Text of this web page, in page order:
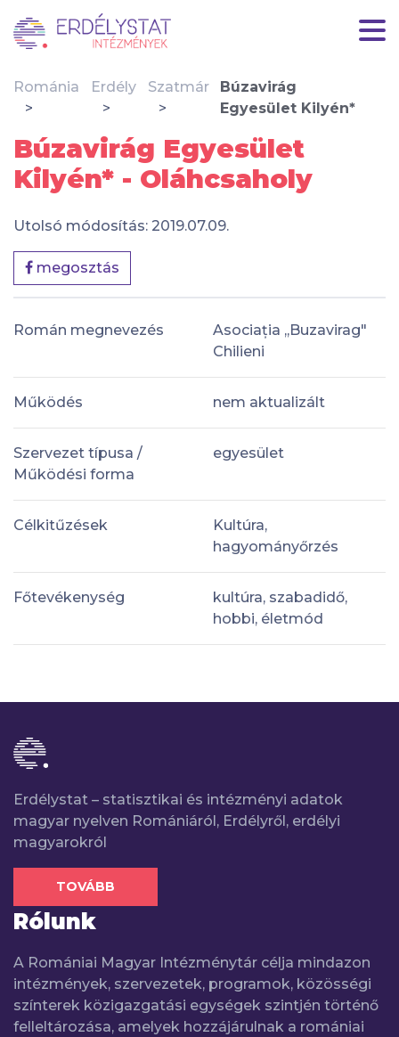
Románia Erdély Szatmár
Búzavirág
Egyesület Kilyén*
Búzavirág Egyesület
Kilyén* - Oláhcsaholy
Utolsó módosítás: 2019.07.09.
megosztás
Román megnevezés
Asociația ,,Buzavirag"
Chilieni
Működés nem aktualizált
Szervezet típusa /
Működési forma
egyesület
Célkitűzések
Kultúra,
hagyományőrzés
Főtevékenység
kultúra, szabadidő,
hobbi, életmód
Erdélystat – statisztikai és intézményi adatok
magyar nyelven Romániáról, Erdélyről, erdélyi
magyarokról
TOVÁBB
Rólunk
A Romániai Magyar Intézménytár célja mindazon
intézmények, szervezetek, programok, közösségi
színterek közigazgatási egységek szintjén történő
felleltározása, amelyek hozzájárulnak a romániai